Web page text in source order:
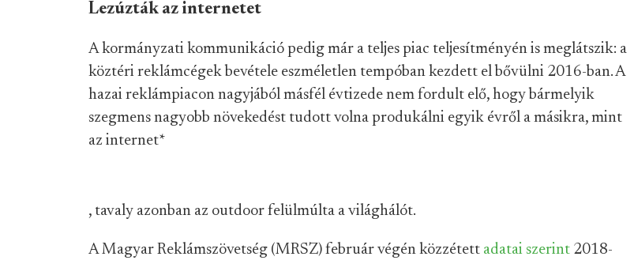
Lezúzták az internetet
A kormányzati kommunikáció pedig már a teljes piac teljesítményén is meglátszik: a
köztéri reklámcégek bevétele eszméletlen tempóban kezdett el bővülni 2016-ban. A
hazai reklámpiacon nagyjából másfél évtizede nem fordult elő, hogy bármelyik
szegmens nagyobb növekedést tudott volna produkálni egyik évről a másikra, mint
az internet*
, tavaly azonban az outdoor felülmúlta a világhálót.
A Magyar Reklámszövetség (MRSZ) február végén közzétett adatai szerint 2018-